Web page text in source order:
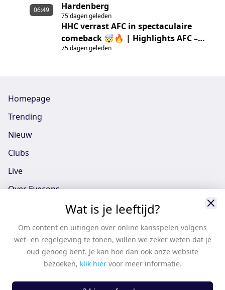
Hardenberg
75 dagen geleden
06:49
HHC verrast AFC in spectaculaire
comeback 🤯🔥 | Highlights AFC –
HHC Hardenberg
75 dagen geleden
Homepage
Trending
Nieuw
Clubs
Live
Over Eyecons
Eyecons App - iOS
Eyecons App - Android
Vacatures
Casten
Wat is je leeftijd?
Om content en uitingen over online kansspelen volgens
wet- en regelgeving te tonen, willen we zeker weten dat je
oud genoeg bent. Je kan hoe dan ook onze website
bezoeken, klik hier voor meer informatie.